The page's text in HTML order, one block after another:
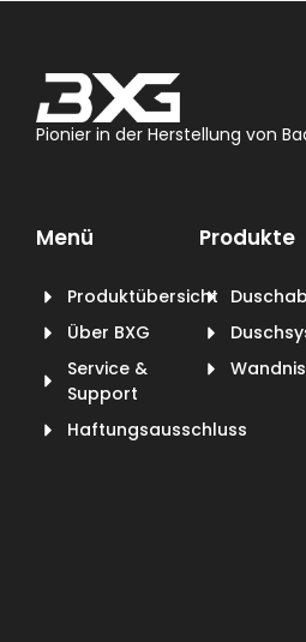
Pionier in der Herstellung von
Menü
Produktübersicht
Über BXG
Service &
Support
Haftungsausschluss
Produkte